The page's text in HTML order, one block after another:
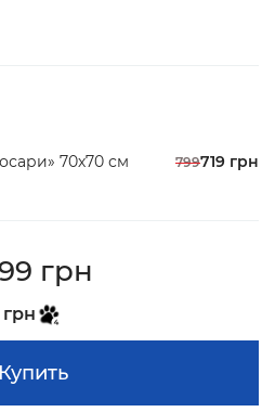
70х70 см 799719 грн
грн
грн
Купить